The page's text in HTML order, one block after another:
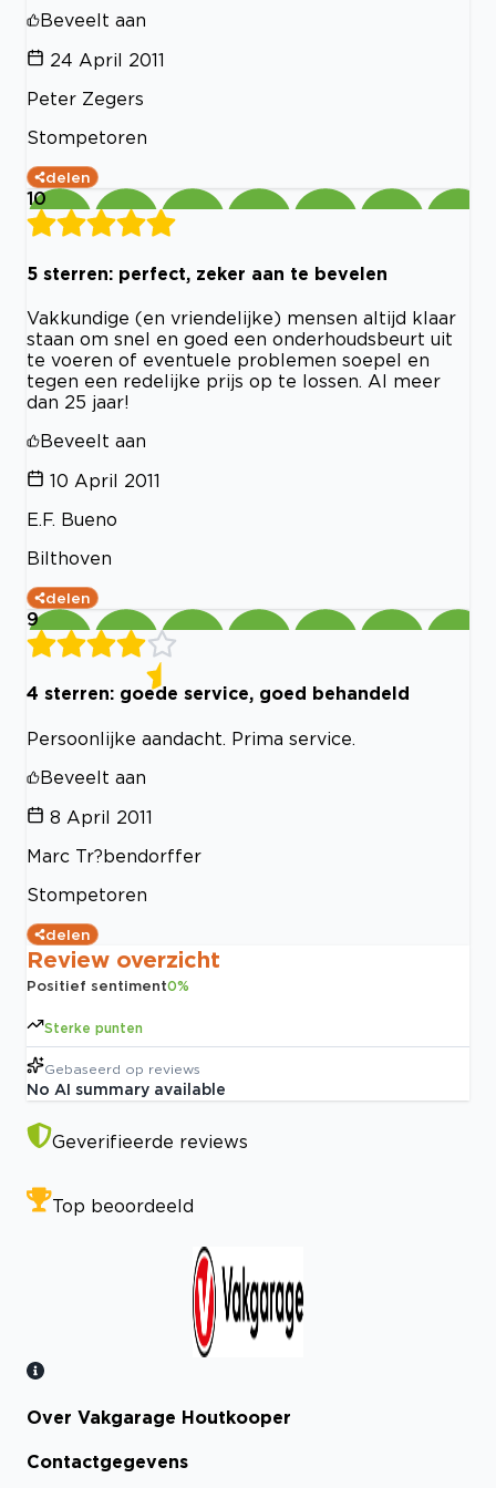
Beveelt aan
24 April 2011
Peter Zegers
Stompetoren
delen
10
5 sterren: perfect, zeker aan te bevelen
Vakkundige (en vriendelijke) mensen altijd klaar
staan om snel en goed een onderhoudsbeurt uit
te voeren of eventuele problemen soepel en
tegen een redelijke prijs op te lossen. Al meer
dan 25 jaar!
Beveelt aan
10 April 2011
E.F. Bueno
Bilthoven
delen
9
4 sterren: goede service, goed behandeld
Persoonlijke aandacht. Prima service.
Beveelt aan
8 April 2011
Marc Tr?bendorffer
Stompetoren
delen
Review overzicht
Positief sentiment0%
Sterke punten
Gebaseerd op reviews
No AI summary available
Geverifieerde reviews
Top beoordeeld
Bekijk certificaat
Over Vakgarage Houtkooper
Contactgegevens